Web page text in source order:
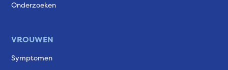
Onderzoeken
VROUWEN
Symptomen